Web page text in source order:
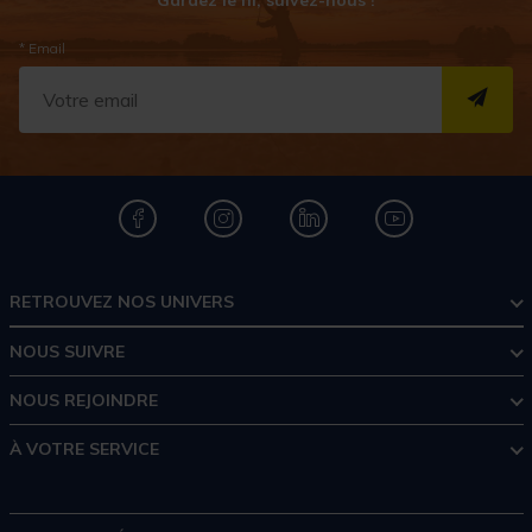
* Email
RETROUVEZ NOS UNIVERS
NOUS SUIVRE
NOUS REJOINDRE
À VOTRE SERVICE